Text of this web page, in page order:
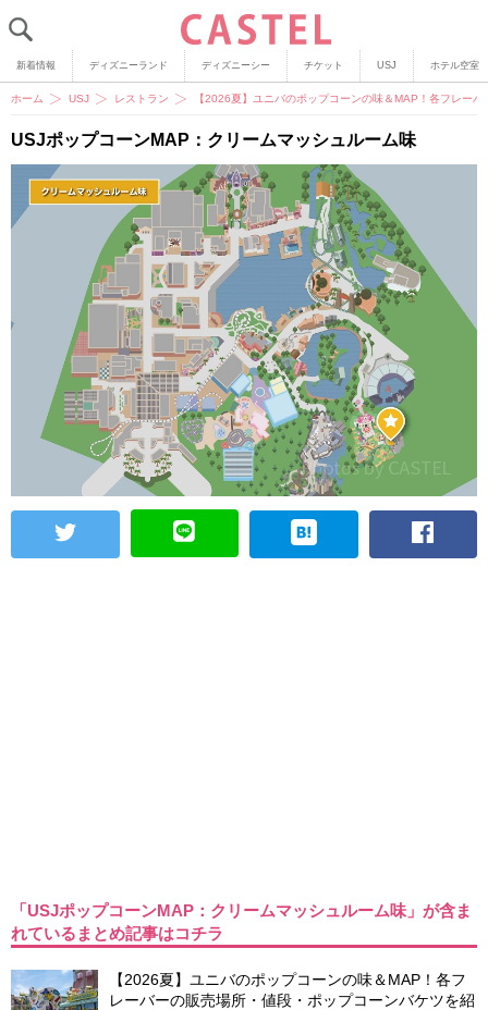
新着情報 ディズニーランド ディズニーシー チケット USJ ホテル空室
ホーム USJ レストラン 【2026夏】ユニバのポップコーンの味＆MAP！各フレー
USJポップコーンMAP：クリームマッシュルーム味
「USJポップコーンMAP：クリームマッシュルーム味」が含ま
れているまとめ記事はコチラ
【2026夏】ユニバのポップコーンの味＆MAP！各フ
レーバーの販売場所・値段・ポップコーンバケツを紹